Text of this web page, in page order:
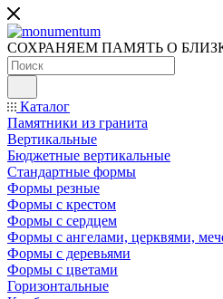
СОХРАНЯЕМ ПАМЯТЬ О
Каталог
Памятники из гранита
Вертикальные
Бюджетные вертикальные
Стандартные формы
Формы резные
Формы с крестом
Формы с сердцем
Формы с ангелами, церквями,
Формы с деревьями
Формы с цветами
Горизонтальные